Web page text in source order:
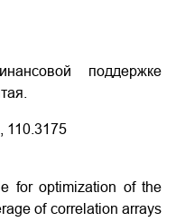
поддержке
110.3175
for optimization of the
of correlation arrays